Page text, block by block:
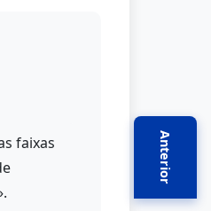
Anterior
faixas